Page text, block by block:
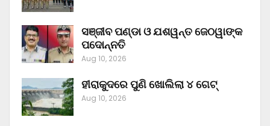
ସଞ୍ଜୀବ ପଣ୍ଡା ଓ ଯଶୱନ୍ତ ଜେଠୱାଙ୍କ
ପଦୋନ୍ନତି
Aug 10, 2026
ହୀରାକୁଦରେ ପୁଣି ଖୋଲିଲା ୪ ଗେଟ୍‌
Aug 10, 2026